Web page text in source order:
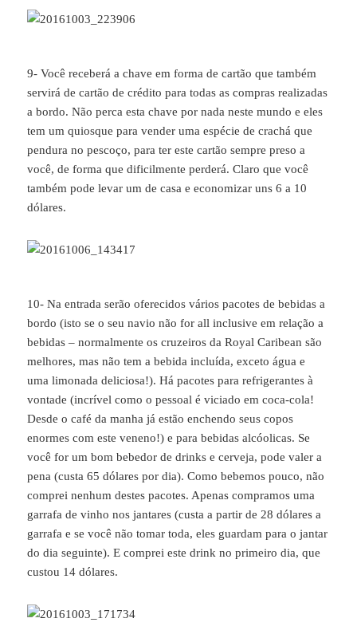
9- Você receberá a chave em forma de cartão que também
servirá de cartão de crédito para todas as compras realizadas
a bordo. Não perca esta chave por nada neste mundo e eles
tem um quiosque para vender uma espécie de crachá que
pendura no pescoço, para ter este cartão sempre preso a
você, de forma que dificilmente perderá. Claro que você
também pode levar um de casa e economizar uns 6 a 10
dólares.
10- Na entrada serão oferecidos vários pacotes de bebidas a
bordo (isto se o seu navio não for all inclusive em relação a
bebidas – normalmente os cruzeiros da Royal Caribean são
melhores, mas não tem a bebida incluída, exceto água e
uma limonada deliciosa!). Há pacotes para refrigerantes à
vontade (incrível como o pessoal é viciado em coca-cola!
Desde o café da manha já estão enchendo seus copos
enormes com este veneno!) e para bebidas alcóolicas. Se
você for um bom bebedor de drinks e cerveja, pode valer a
pena (custa 65 dólares por dia). Como bebemos pouco, não
comprei nenhum destes pacotes. Apenas compramos uma
garrafa de vinho nos jantares (custa a partir de 28 dólares a
garrafa e se você não tomar toda, eles guardam para o jantar
do dia seguinte). E comprei este drink no primeiro dia, que
custou 14 dólares.